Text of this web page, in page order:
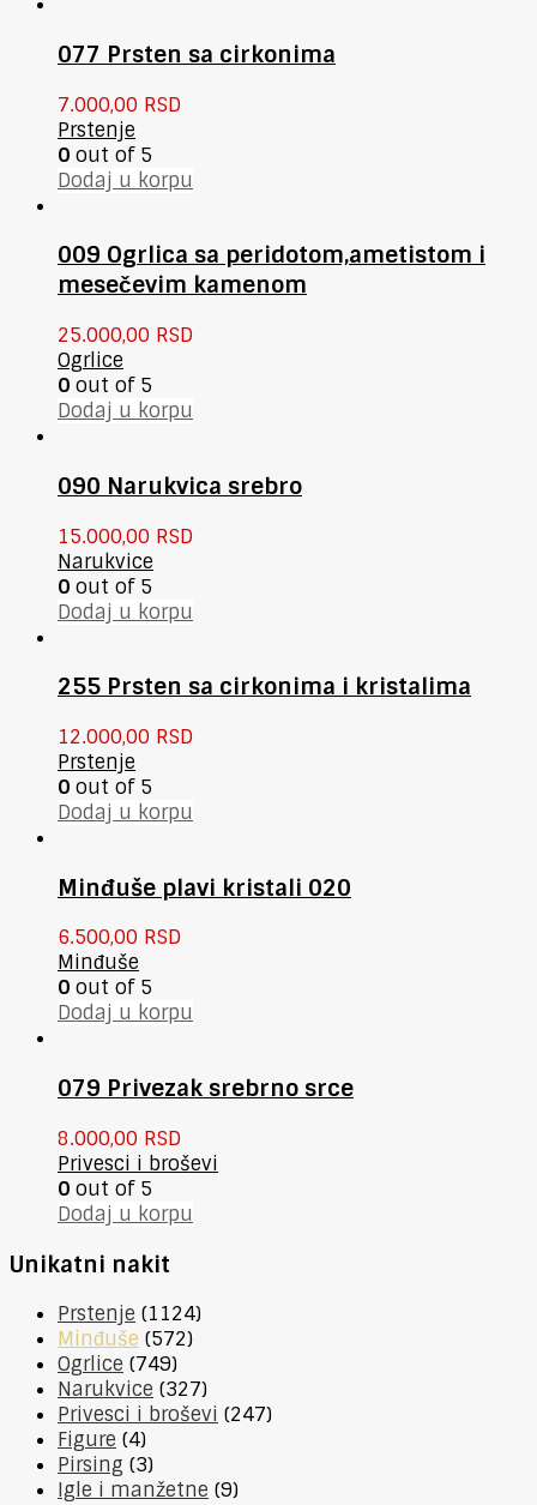
077 Prsten sa cirkonima
7.000,00 RSD
Prstenje
0 out of 5
Dodaj u korpu
009 Ogrlica sa peridotom,ametistom i
mesečevim kamenom
25.000,00 RSD
Ogrlice
0 out of 5
Dodaj u korpu
090 Narukvica srebro
15.000,00 RSD
Narukvice
0 out of 5
Dodaj u korpu
255 Prsten sa cirkonima i kristalima
12.000,00 RSD
Prstenje
0 out of 5
Dodaj u korpu
Minđuše plavi kristali 020
6.500,00 RSD
Minđuše
0 out of 5
Dodaj u korpu
079 Privezak srebrno srce
8.000,00 RSD
Privesci i broševi
0 out of 5
Dodaj u korpu
Unikatni nakit
Prstenje (1124)
Minđuše (572)
Ogrlice (749)
Narukvice (327)
Privesci i broševi (247)
Figure (4)
Pirsing (3)
Igle i manžetne (9)